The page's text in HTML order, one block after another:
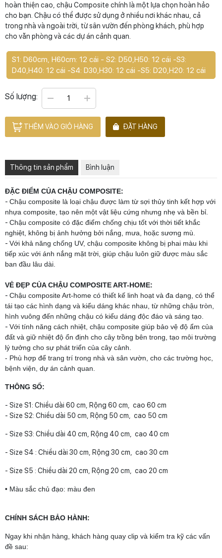
hoàn thiện cao, chậu Composite chính là một lựa chọn hoàn hảo
cho bạn. Chậu có thể được sử dụng ở nhiều nơi khác nhau, cả
trong nhà và ngoài trời, từ sân vườn đến phòng khách, phù hợp
cho văn phòng và các dự án cảnh quan.
S1: D60cm, H60cm: 12 cái - S2: D50,H50: 12 cái -S3:
D40,H40: 12 cái -S4: D30,H30: 12 cái -S5: D20,H20: 12 cái
Số lượng:
THÊM VÀO GIỎ HÀNG ĐẶT HÀNG
Thông tin sản phẩm Bình luận
ĐẶC ĐIỂM CỦA CHẬU COMPOSITE:
- Chậu composite là loại chậu được làm từ sợi thủy tinh kết hợp với
nhựa composite, tạo nên một vật liệu cứng nhưng nhẹ và bền bỉ.
- Chậu composite có đặc điểm chống chịu tốt với thời tiết khắc
nghiệt, không bị ảnh hưởng bởi nắng, mưa, hoặc sương mù.
- Với khả năng chống UV, chậu composite không bị phai màu khi
tiếp xúc với ánh nắng mặt trời, giúp chậu luôn giữ được màu sắc
ban đầu lâu dài.
VẺ ĐẸP CỦA CHẬU COMPOSITE ART-HOME:
- Chậu composite Art-home có thiết kế linh hoạt và đa dạng, có thể
tái tạo các hình dạng và kiểu dáng khác nhau, từ những chậu tròn,
hình vuông đến những chậu có kiểu dáng độc đáo và sáng tạo.
- Với tính năng cách nhiệt, chậu composite giúp bảo vệ độ ẩm của
đất và giữ nhiệt độ ổn định cho cây trồng bên trong, tạo môi trường
lý tưởng cho sự phát triển của cây cảnh.
- Phù hợp để trang trí trong nhà và sân vườn, cho các trường học,
bệnh viện, dự án cảnh quan.
THÔNG SỐ:
- Size S1: Chiều dài 60 cm, Rộng 60 cm, cao 60 cm
- Size S2: Chiều dài 50 cm, Rộng 50 cm, cao 50 cm
- Size S3: Chiều dài 40 cm, Rộng 40 cm, cao 40 cm
- Size S4 : Chiều dài 30 cm, Rộng 30 cm, cao 30 cm
- Size S5 : Chiều dài 20 cm, Rộng 20 cm, cao 20 cm
• Màu sắc chủ đạo: màu đen
CHÍNH SÁCH BẢO HÀNH:
Ngay khi nhận hàng, khách hàng quay clip và kiểm tra kỹ các vấn
đề sau: